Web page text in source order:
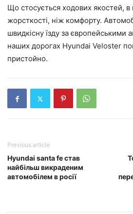
Що стосується ходових якостей, в
жорсткості, ніж комфорту.
швидкісну їзду за європейськими
наших дорогах Hyundai Veloster
пристойно.
Previous article
Hyundai santa fe став
найбільш викраденим
автомобілем в росії